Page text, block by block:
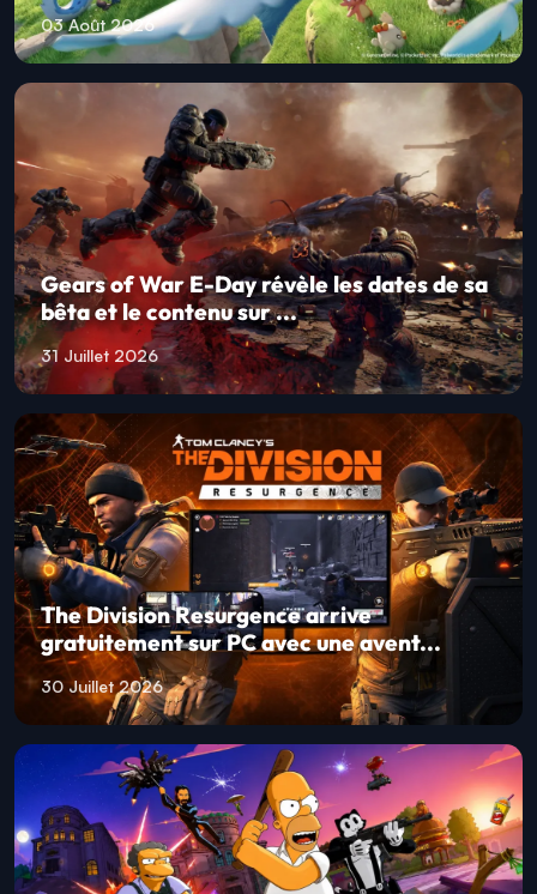
03 Août 2026
Gears of War E-Day révèle les dates de sa
bêta et le contenu sur ...
31 Juillet 2026
The Division Resurgence arrive
gratuitement sur PC avec une avent...
30 Juillet 2026